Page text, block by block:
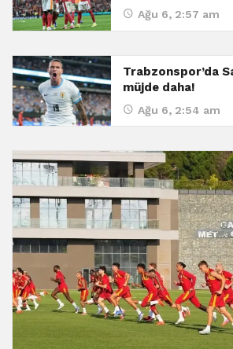
Ağu 6, 2:57 am
Trabzonspor’da
müjde daha!
Ağu 6, 2:54 am